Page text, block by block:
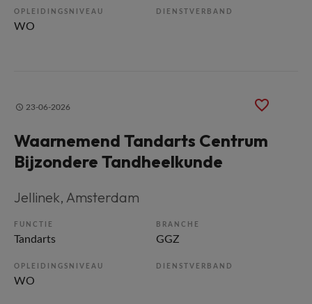
OPLEIDINGSNIVEAU
WO
DIENSTVERBAND
23-06-2026
Waarnemend Tandarts Centrum
Bijzondere Tandheelkunde
Jellinek, Amsterdam
FUNCTIE
Tandarts
BRANCHE
GGZ
OPLEIDINGSNIVEAU
WO
DIENSTVERBAND